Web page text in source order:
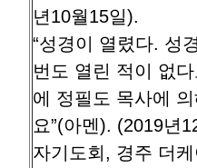
년10월15일).
“성경이 열렸다. 성
번도 열린 적이 없
에 정필도 목사에
요”(아멘). (2019년
자기도회, 경주 더